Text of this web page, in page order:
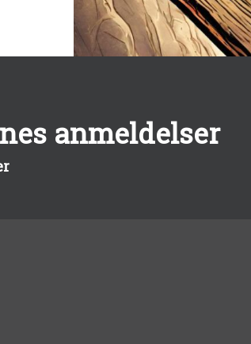
anmeldelser